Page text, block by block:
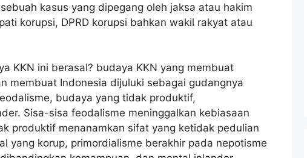
kasus yang dipegang oleh jaksa atau hakim
korupsi, DPRD korupsi bahkan wakil rakyat atau
KKN ini berasal? budaya KKN yang membuat
membuat Indonesia dijuluki sebagai gudangnya
budaya yang tidak produktif,
Sisa-sisa feodalisme meninggalkan kebiasaan
produktif menanamkan sifat yang ketidak pedulian
yang korup, primordialisme berakhir pada nepotisme